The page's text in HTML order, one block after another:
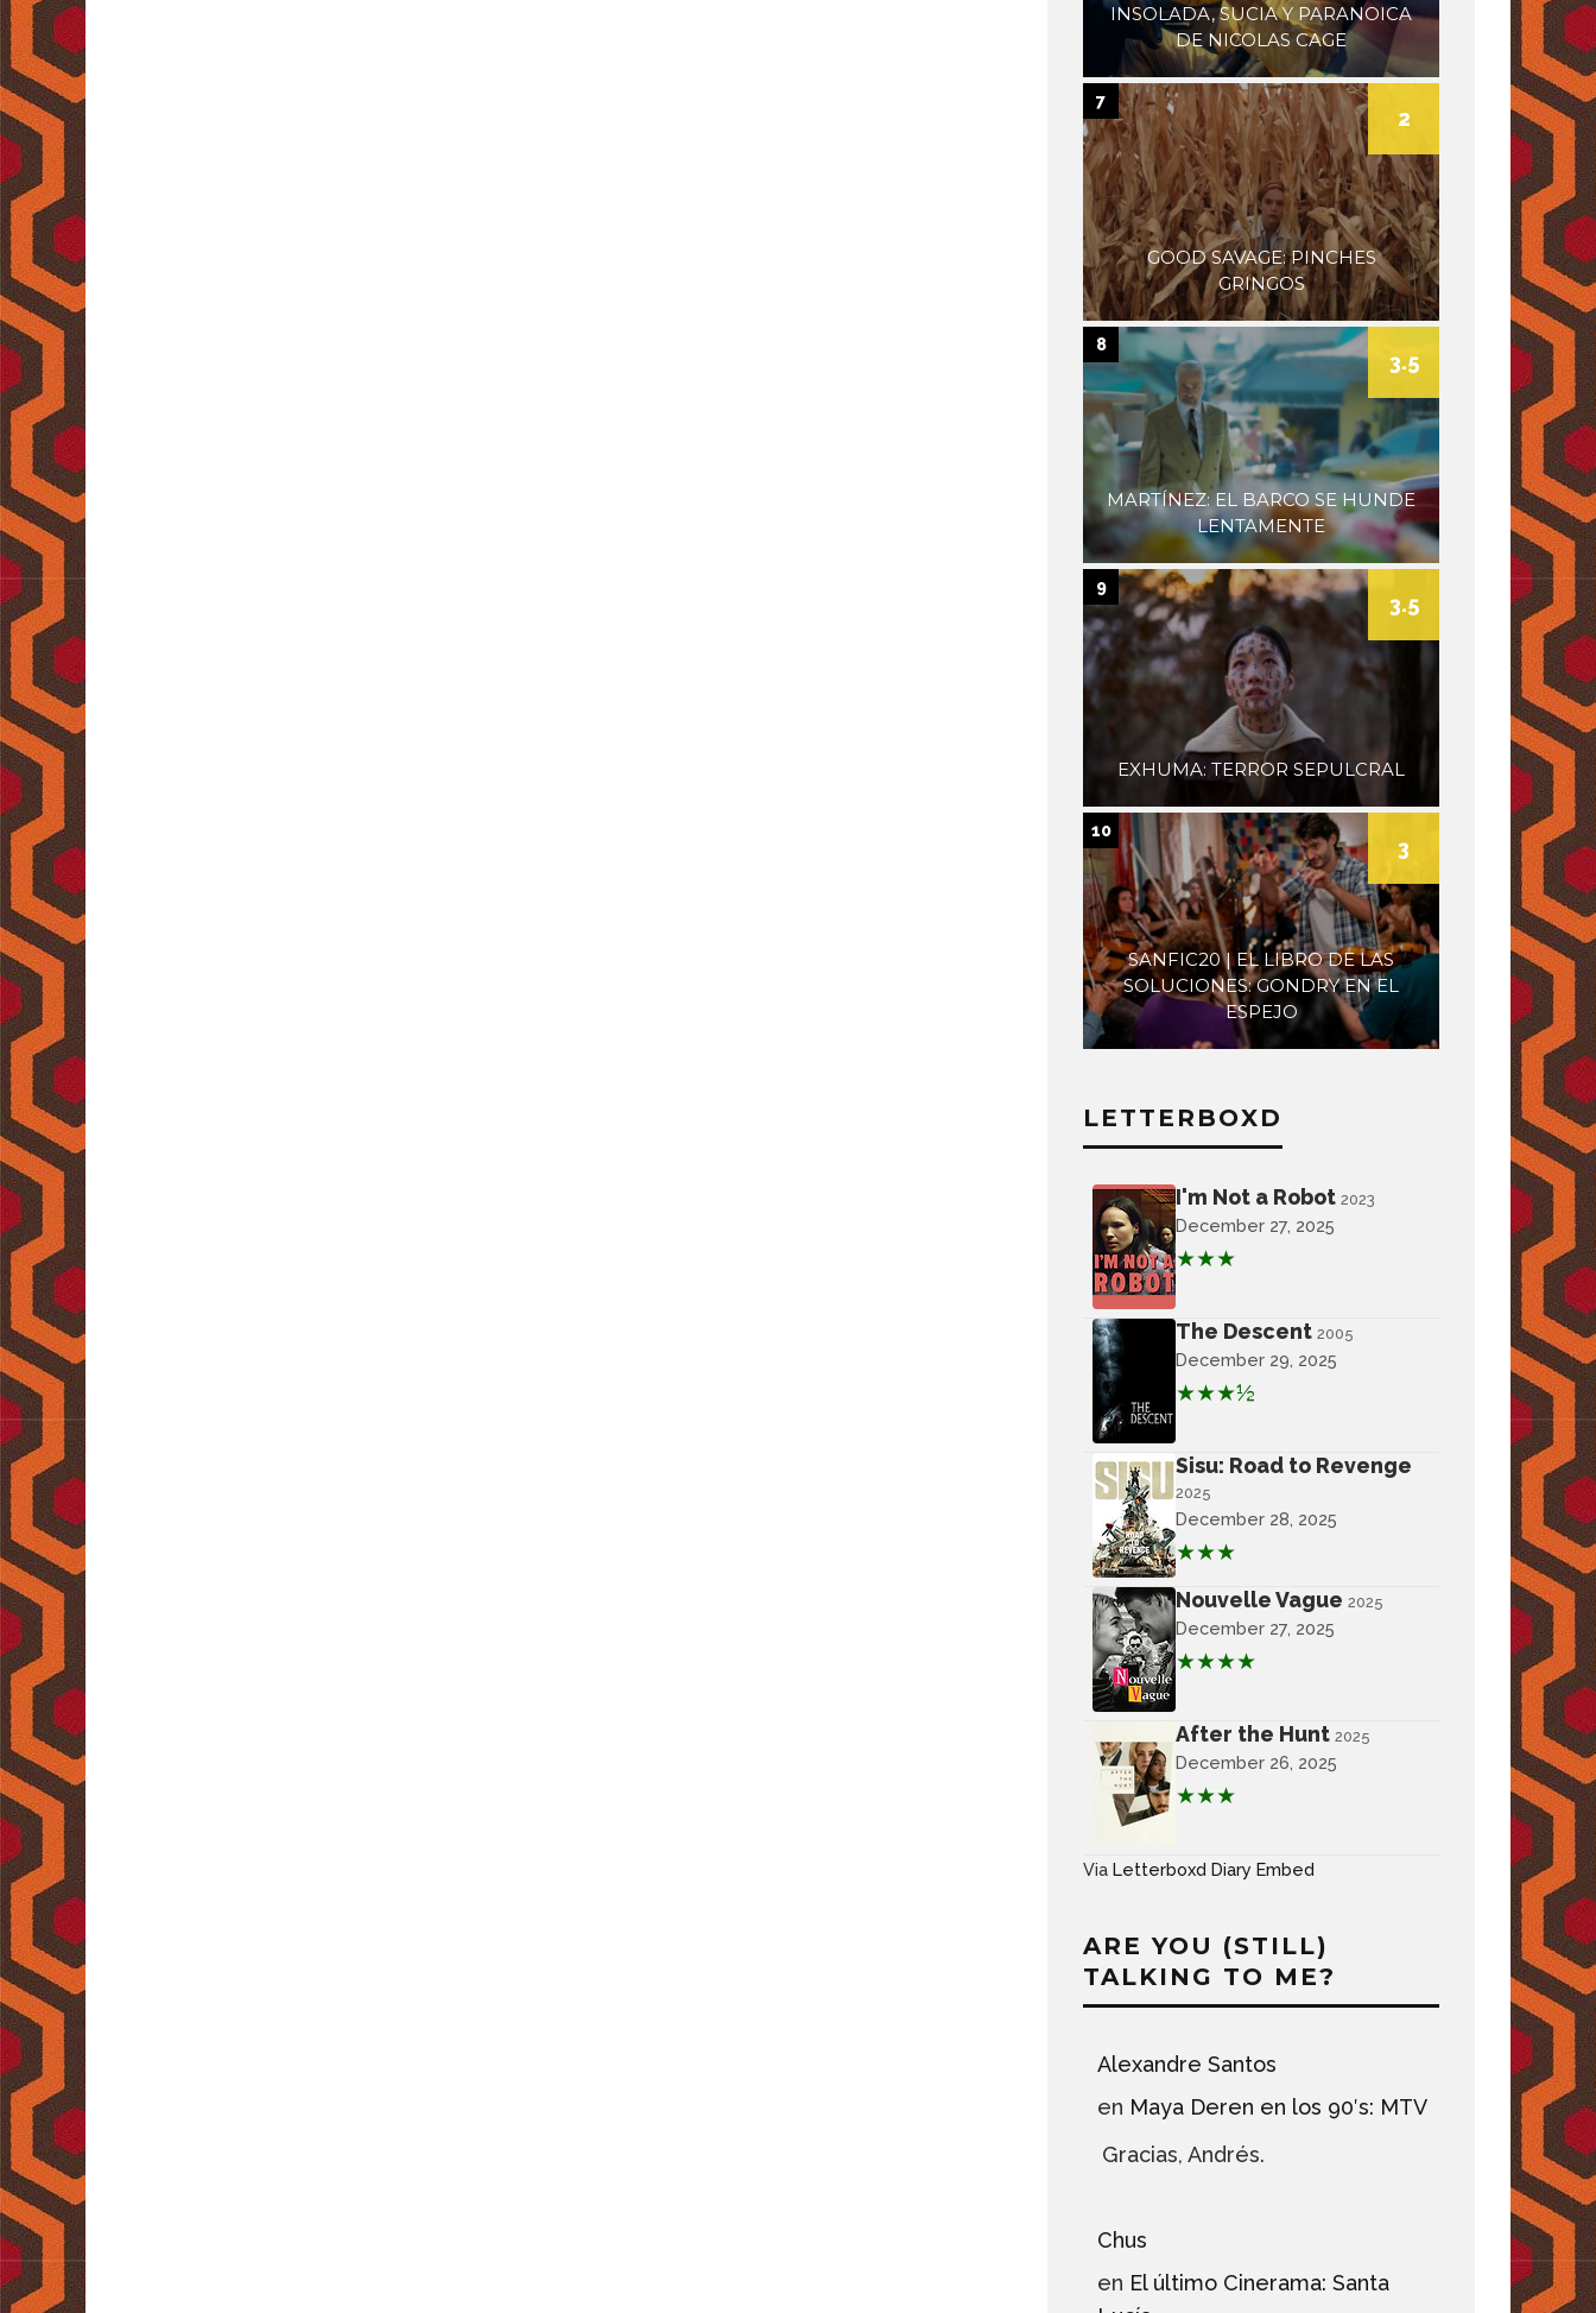
INSOLADA, SUCIA Y PARANOICA
DE NICOLAS CAGE
GOOD SAVAGE: PINCHES
GRINGOS
2
7
MARTÍNEZ: EL BARCO SE HUNDE
LENTAMENTE
3.5
8
EXHUMA: TERROR SEPULCRAL
3.5
9
SANFIC20 | EL LIBRO DE LAS
SOLUCIONES: GONDRY EN EL
ESPEJO
3
10
LETTERBOXD
I'm Not a Robot 2023
December 27, 2025
★★★
The Descent 2005
December 29, 2025
★★★½
Sisu: Road to Revenge
2025
December 28, 2025
★★★
Nouvelle Vague 2025
December 27, 2025
★★★★
After the Hunt 2025
December 26, 2025
★★★
Via Letterboxd Diary Embed
ARE YOU (STILL)
TALKING TO ME?
Alexandre Santos
en Maya Deren en los 90′s: MTV
Gracias, Andrés.
Chus
en El último Cinerama: Santa